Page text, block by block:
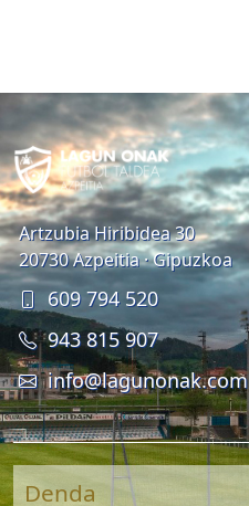
Artzubia Hiribidea 30
20730 Azpeitia · Gipuzkoa
609 794 520
943 815 907
info@lagunonak.com
Denda